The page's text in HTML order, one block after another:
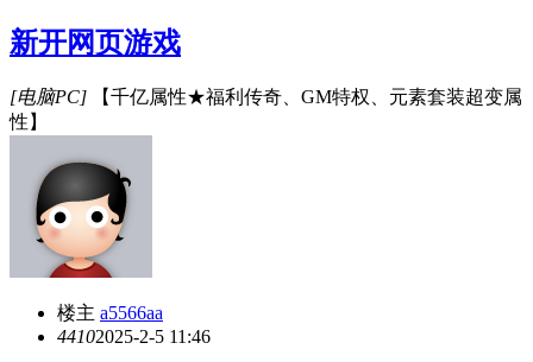
新开网页游戏
[电脑PC] 【千亿属性★福利传奇、GM特权、元素套装超变属
性】
楼主 a5566aa
44102025-2-5 11:46